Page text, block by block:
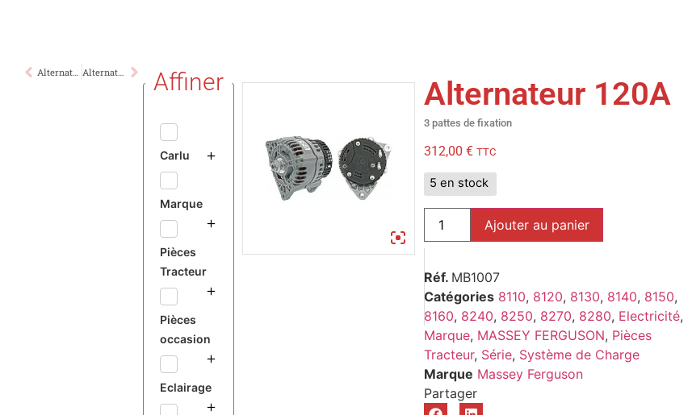
Alternateur 100A Alternateur 120A Affiner
Carlu
Marque
Pièces
Tracteur
Pièces
occasion
Eclairage
Alternateur 120A
3 pattes de fixation
312,00 € TTC
5 en stock
Ajouter au panier
Réf. MB1007
Catégories 8110, 8120, 8130, 8140, 8150,
8160, 8240, 8250, 8270, 8280, Electricité,
Marque, MASSEY FERGUSON, Pièces
Tracteur, Série, Système de Charge
Marque Massey Ferguson